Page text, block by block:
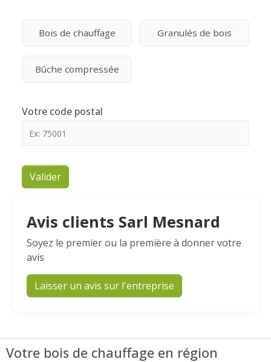
Bois de chauffage Granulés de bois
Bûche compressée
Votre code postal
Valider
Avis clients Sarl Mesnard
Soyez le premier ou la première à donner votre
avis
Laisser un avis sur l'entreprise
Votre bois de chauffage en région